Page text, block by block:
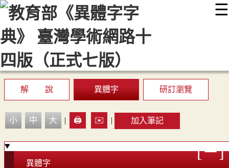
☰
::: 最新消息 常見問題 編輯說明
顯示模式
網站導覽
解 說 異體字 研訂瀏覽
小 中 大 | 🖨️ ✉️ | 加入筆記
異體字